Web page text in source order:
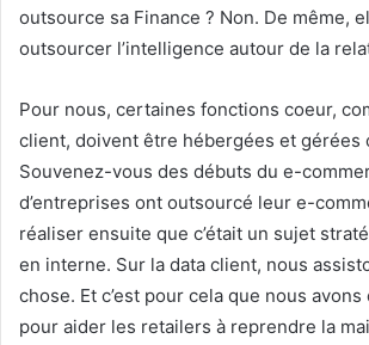
outsource sa Finance ? Non. De même,
outsourcer l’intelligence autour de la
Pour nous, certaines fonctions coeur,
client, doivent être hébergées et gérées
Souvenez-vous des débuts du e-
d’entreprises ont outsourcé leur e-
réaliser ensuite que c’était un sujet
en interne. Sur la data client, nous
chose. Et c’est pour cela que nous
pour aider les retailers à reprendre la